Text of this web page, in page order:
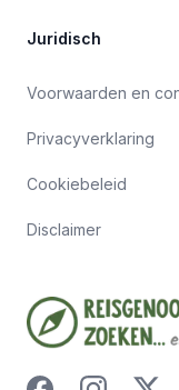
Juridisch
Voorwaarden en
Privacyverklaring
Cookiebeleid
Disclaimer